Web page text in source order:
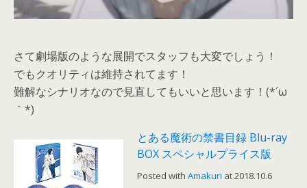
さて劇場版のような展開でスタッフも大変でしょう！
でもクオリティは維持されてます！
難解なシナリオなので見直してもいいと思います！(*´ω
｀*)
とある魔術の禁書目録 Blu-ray
BOX スペシャルプライス版
Posted with Amakuri at 2018.10.6